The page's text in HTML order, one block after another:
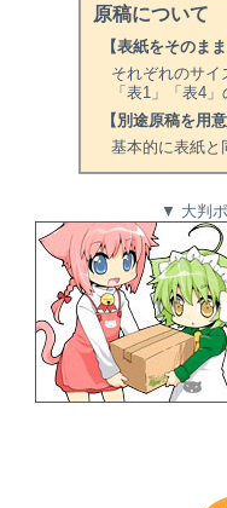
原稿について
【表紙をそのま
それぞれのサイ
「表1」「表4
【別途原稿を用
基本的に表紙と
▼ 大判